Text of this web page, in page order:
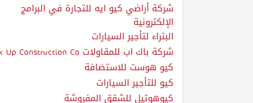
شركة أراضي كيو ايه للتجارة في البرامج
الإلكترونية
البتراء لتأجير السيارات
شركة باك اب للمقاولات Back Up Construction Co
كيو هوست للاستضافة
كيو للتأجير السيارات
كيوهوتيل للشقق المفروشة